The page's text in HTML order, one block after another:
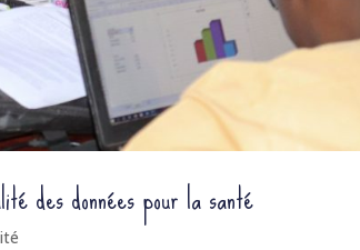
des données pour la santé